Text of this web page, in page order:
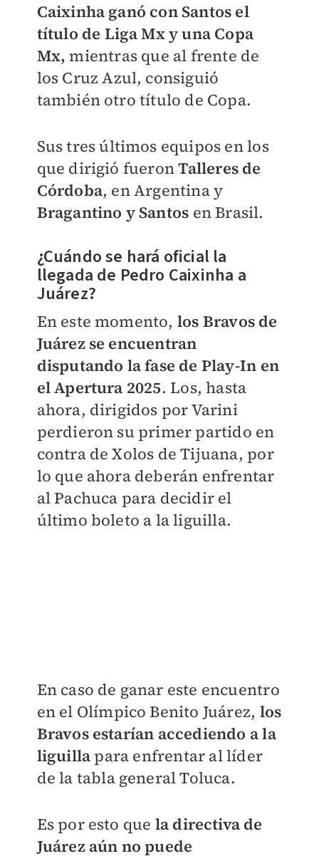
Caixinha ganó con Santos el
título de Liga Mx y una Copa
Mx, mientras que al frente de
los Cruz Azul, consiguió
también otro título de Copa.
Sus tres últimos equipos en los
que dirigió fueronTalleres de
Córdoba, en Argentina y
Bragantino y Santos en Brasil.
¿Cuándo se hará oficial la
llegada de Pedro Caixinha a
Juárez?
En este momento, los Bravos de
Juárez se encuentran
disputando la fase de Play-In en
el Apertura 2025. Los, hasta
ahora, dirigidos por Varini
perdieron su primer partido en
contra de Xolos de Tijuana, por
lo que ahora deberán enfrentar
al Pachuca para decidir el
último boleto a la liguilla.
En caso de ganar este encuentro
en el Olímpico Benito Juárez, los
Bravos estarían accediendo a la
liguilla para enfrentar al líder
de la tabla general Toluca.
Es por esto que la directiva de
Juárez aún no puede